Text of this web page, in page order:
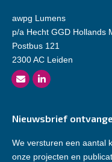
awpg Lumens
p/a Hecht GGD Hollands
Postbus 121
2300 AC Leiden
Nieuwsbrief
We versturen een aantal
onze projecten en